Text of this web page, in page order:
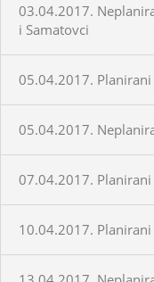
03.04.2017.
i Samatovci
05.04.2017.
05.04.2017.
07.04.2017.
10.04.2017.